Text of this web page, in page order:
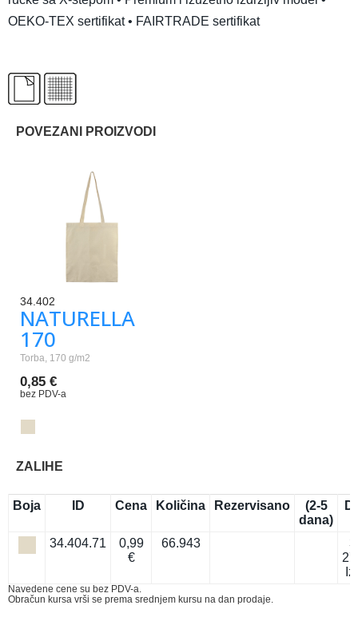
OEKO-TEX sertifikat • FAIRTRADE sertifikat
POVEZANI PROIZVODI
34.402
NATURELLA
170
Torba, 170 g/m2
0,85 €
bez PDV-a
ZALIHE
Boja ID Cena Količina Rezervisano
(2-5
dana)
34.404.71
0,99
€
66.943
Navedene cene su bez PDV-a.
Obračun kursa vrši se prema srednjem kursu na dan prodaje.